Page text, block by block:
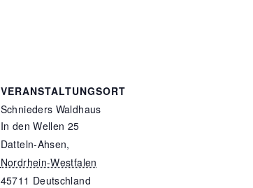
VERANSTALTUNGSORT
Schnieders Waldhaus
In den Wellen 25
Datteln-Ahsen,
Nordrhein-Westfalen
45711 Deutschland